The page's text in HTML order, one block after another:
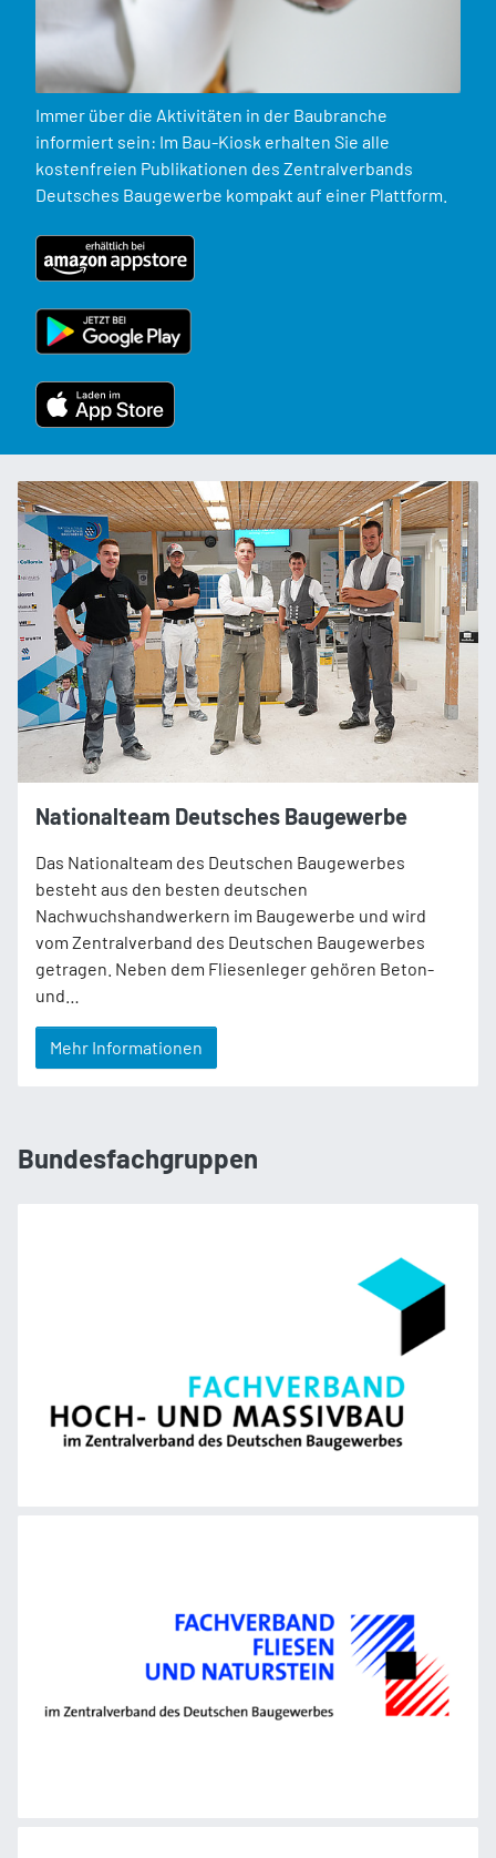
Immer über die Aktivitäten in der Baubranche
informiert sein: Im Bau-Kiosk erhalten Sie alle
kostenfreien Publikationen des Zentralverbands
Deutsches Baugewerbe kompakt auf einer Plattform.
Nationalteam Deutsches Baugewerbe
Das Nationalteam des Deutschen Baugewerbes
besteht aus den besten deutschen
Nachwuchshandwerkern im Baugewerbe und wird
vom Zentralverband des Deutschen Baugewerbes
getragen. Neben dem Fliesenleger gehören Beton-
und…
Mehr Informationen
Bundesfachgruppen